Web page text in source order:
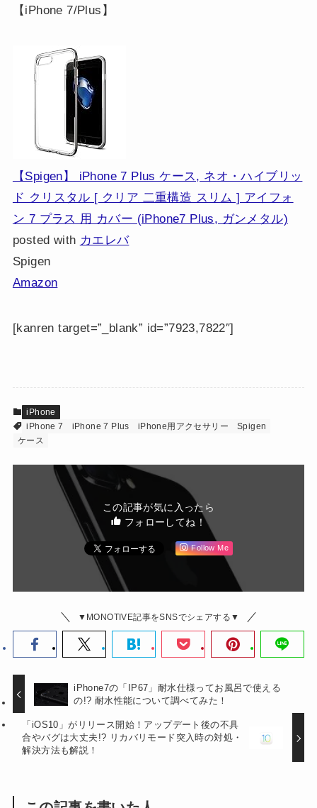
【iPhone 7/Plus】
【Spigen】 iPhone 7 Plus ケース, ネオ・ハイブリッ
ド クリスタル [ クリア 二重構造 スリム ] アイフォ
ン 7 プラス 用 カバー (iPhone7 Plus, ガンメタル)
posted with カエレバ
Spigen
Amazon
[kanren target=”_blank” id=”7923,7822″]
iPhone
iPhone 7
iPhone 7 Plus iPhone用アクセサリー
Spigen
ケース
この記事が気に入ったら
フォローしてね！
Follow Me
▼MONOTIVE記事をSNSでシェアする▼
iPhone7の「IP67」耐水仕様ってお風呂で使える
の!? 耐水性能について調べてみた！
「iOS10」がリリース開始！アップデート後の不具
合やバグは大丈夫!? リカバリモード突入時の対処・
解決方法も解説！